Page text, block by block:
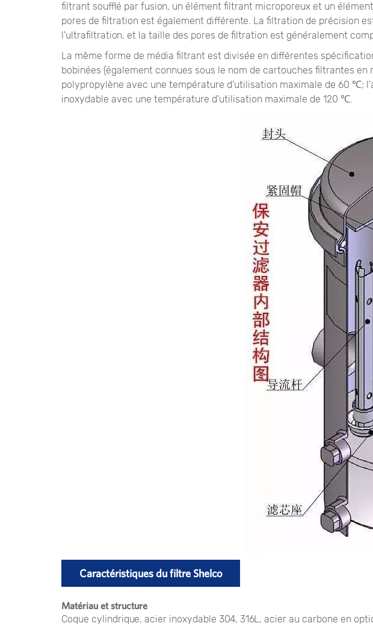
filtrant soufflé par fusion, un élément filtrant microporeux et un
pores de filtration est également différente. La filtration de précision
l'ultrafiltration, et la taille des pores de filtration est généralement
La même forme de média filtrant est divisée en différentes
bobinées (également connues sous le nom de cartouches filtrantes
polypropylène avec une température d'utilisation maximale de 60 ℃;
inoxydable avec une température d'utilisation maximale de 120 ℃.
Caractéristiques du filtre Shelco
Matériau et structure
Coque cylindrique, acier inoxydable 304, 316L, acier au carbone en